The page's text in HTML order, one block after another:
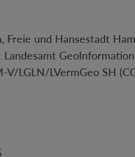
Freie und Hansestadt
LGLN/LVermGeo SH